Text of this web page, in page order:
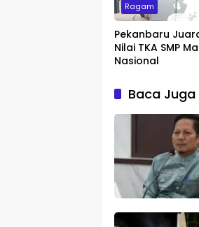
Ragam
Pekanbaru
Nilai TKA SMP
Nasional
Baca Juga